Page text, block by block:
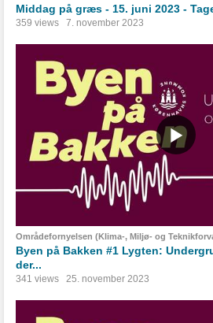
Middag på græs - 15. juni 2023 -
359 views 7. november 2023
Områdefornyelsen (Klima-, Miljø- og
Byen på Bakken #1 Lygten:
der...
341 views 25. november 2023